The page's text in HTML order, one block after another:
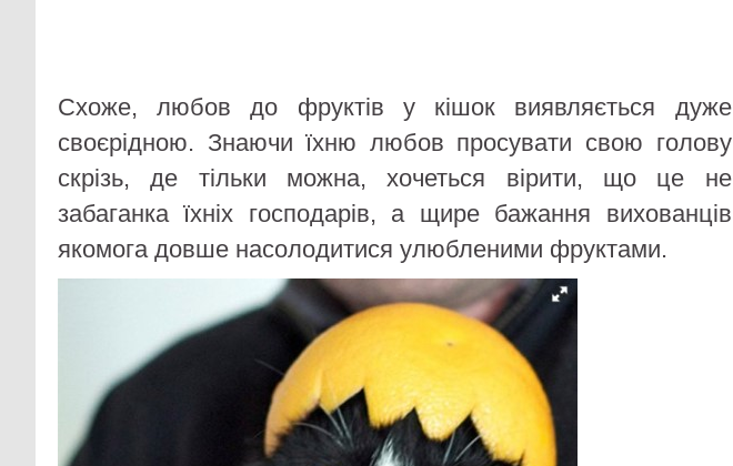
Схоже, любов до фруктів у кішок виявляється дуже
своєрідною. Знаючи їхню любов просувати свою голову
скрізь, де тільки можна, хочеться вірити, що це не
забаганка їхніх господарів, а щире бажання вихованців
якомога довше насолодитися улюбленими фруктами.